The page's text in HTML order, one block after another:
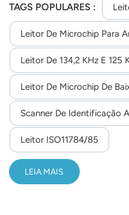
radiofrequência e
combinados com
para receber, verificar e ler
eletrônicos compatíveis
sensibilidade de recepção,
portátil e oferece
são exibidos em tempo real
dupla frequência (134,2
OLED, carregamento USB
confiável.
TAGS POPULARES :
Leitor De Microchip Para
Leitor De 134,2 KHz E 125
Leitor De Microchip De
Scanner De Identificação
Leitor ISO11784/85
LEIA MAIS